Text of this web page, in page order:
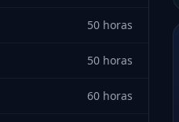
50 horas
50 horas
60 horas